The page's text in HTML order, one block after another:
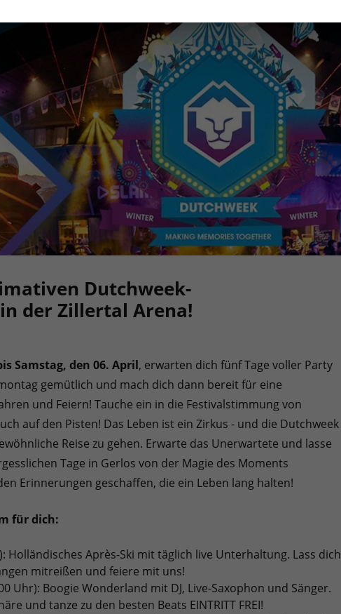
Dutchweek-
der Zillertal Arena!
Samstag, den 06. April, erwarten dich fünf Tage voller Party
gemütlich und mach dich dann bereit für eine
und Feiern! Tauche ein in die Festivalstimmung von
auf den Pisten! Das Leben ist ein Zirkus - und die Dutchweek
Reise zu gehen. Erwarte das Unerwartete und lasse
Tage in Gerlos von der Magie des Moments
Erinnerungen geschaffen, die ein Leben lang halten!
für dich:
Holländisches Après-Ski mit täglich live Unterhaltung. Lass dich
mitreißen und feiere mit uns!
Uhr): Boogie Wonderland mit DJ, Live-Saxophon und Sänger.
und tanze zu den besten Beats EINTRITT FREI!